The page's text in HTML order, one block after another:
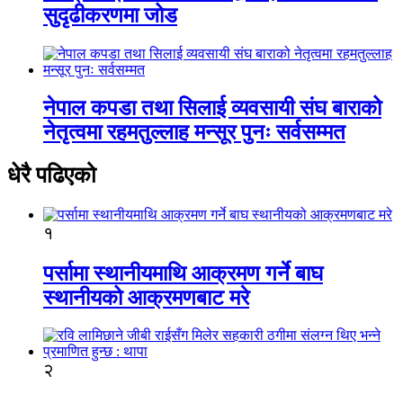
सुदृढीकरणमा जोड
नेपाल कपडा तथा सिलाई व्यवसायी संघ बाराको
नेतृत्वमा रहमतुल्लाह मन्सूर पुनः सर्वसम्मत
धेरै पढिएको
१
पर्सामा स्थानीयमाथि आक्रमण गर्ने बाघ
स्थानीयको आक्रमणबाट मरे
२